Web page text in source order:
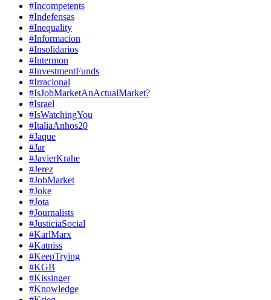
#Incompetents
#Indefensas
#Inequality
#Informacion
#Insolidarios
#Intermon
#InvestmentFunds
#Irracional
#IsJobMarketAnActualMarket?
#Israel
#IsWatchingYou
#ItaliaAnhos20
#Jaque
#Jar
#JavierKrahe
#Jerez
#JobMarket
#Joke
#Jota
#Journalists
#JusticiaSocial
#KarlMarx
#Katniss
#KeepTrying
#KGB
#Kissinger
#Knowledge